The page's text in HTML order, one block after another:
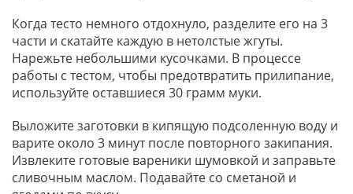
Когда тесто немного отдохнуло, разделите его на 3
части и скатайте каждую в нетолстые жгуты.
Нарежьте небольшими кусочками. В процессе
работы с тестом, чтобы предотвратить прилипание,
используйте оставшиеся 30 грамм муки.
Выложите заготовки в кипящую подсоленную воду и
варите около 3 минут после повторного закипания.
Извлеките готовые вареники шумовкой и заправьте
сливочным маслом. Подавайте со сметаной и